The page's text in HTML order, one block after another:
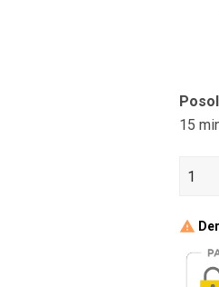
15